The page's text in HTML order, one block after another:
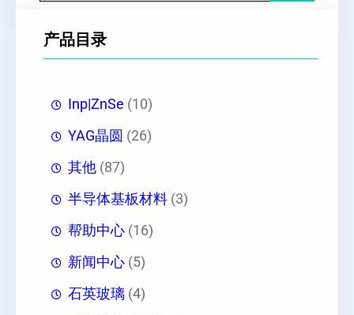
产品目录
Inp|ZnSe (10)
YAG晶圆 (26)
其他 (87)
半导体基板材料 (3)
帮助中心 (16)
新闻中心 (5)
石英玻璃 (4)